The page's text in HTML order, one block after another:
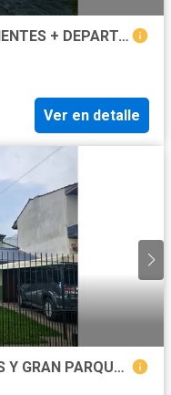
OPORTUNIDAD CHALET 4 AMBIENTES + DEPARTAMENTO DE 3 AMBIENTES
Ver en detalle
CHALET 4 AMB, GGE P/2 AUTOS Y GRAN PARQUE *RETASADO*